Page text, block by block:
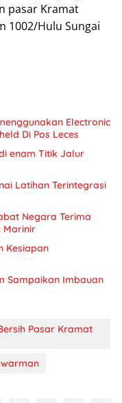
pasar Kramat
1002/Hulu Sungai
Electronic
Di Pos Leces
enam Titik Jalur
Latihan Terintegrasi
Negara Terima
Marinir
Sampaikan Imbauan
Pasar Kramat